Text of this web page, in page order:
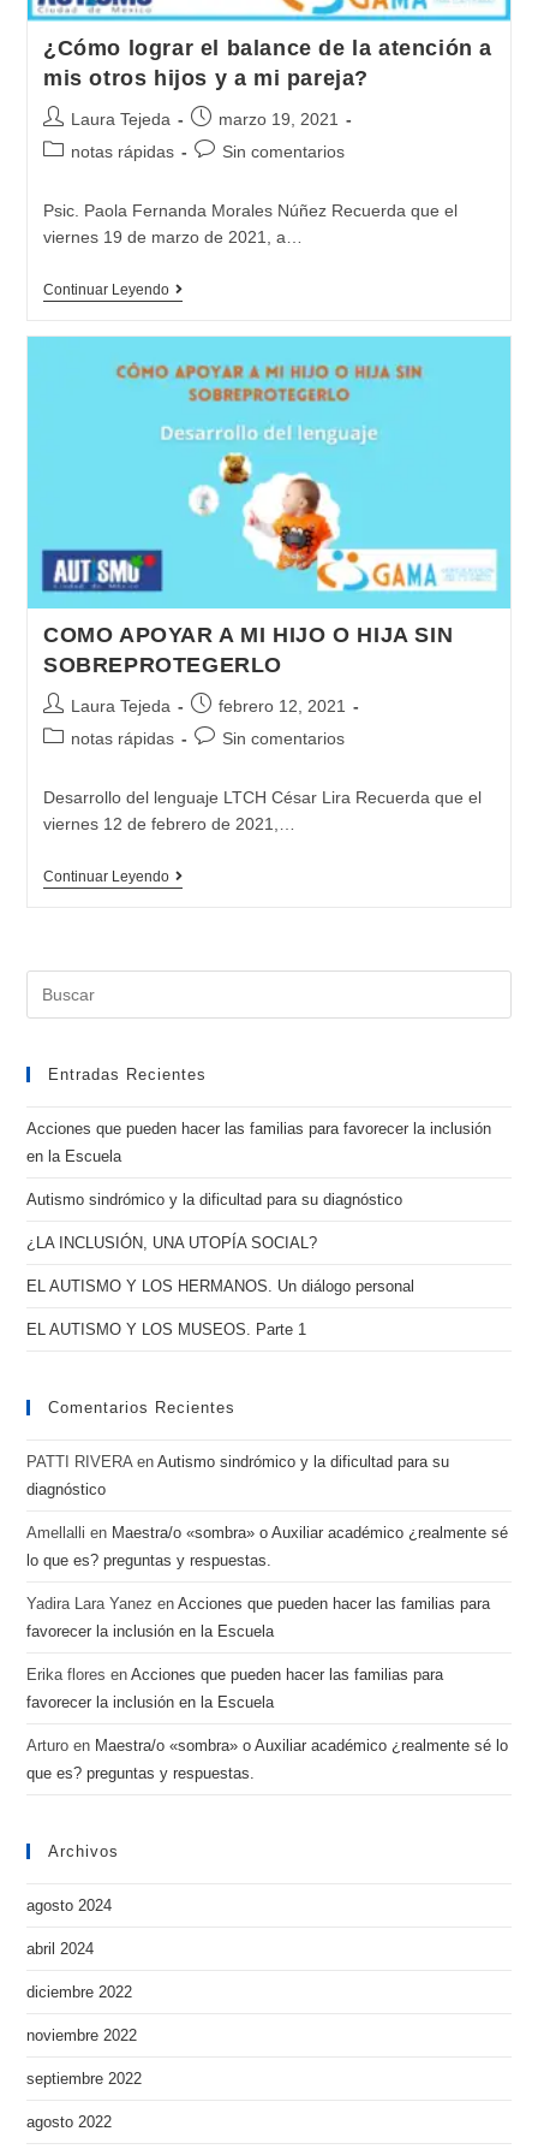
¿Cómo lograr el balance de la atención a
mis otros hijos y a mi pareja?
Autor
de
Laura Tejeda
Publicación
de
marzo 19, 2021
Categoría
notas rápidas
Comentarios
Sin comentarios
Psic. Paola Fernanda Morales Núñez Recuerda que el
viernes 19 de marzo de 2021, a…
Continuar Leyendo
¿Cómo
balance
de
la
atención
a
a
mi
pareja?
COMO APOYAR A MI HIJO O HIJA SIN
SOBREPROTEGERLO
Autor
de
Laura Tejeda
Publicación
de
febrero 12, 2021
Categoría
notas rápidas
Comentarios
entrada:
Sin comentarios
Desarrollo del lenguaje LTCH César Lira Recuerda que el
viernes 12 de febrero de 2021,…
Continuar Leyendo
COMO
O
SIN
Entradas Recientes
Acciones que pueden hacer las familias para favorecer la inclusión
en la Escuela
Autismo sindrómico y la dificultad para su diagnóstico
¿LA INCLUSIÓN, UNA UTOPÍA SOCIAL?
EL AUTISMO Y LOS HERMANOS. Un diálogo personal
EL AUTISMO Y LOS MUSEOS. Parte 1
Comentarios Recientes
PATTI RIVERAenAutismo sindrómico y la dificultad para su
diagnóstico
Amellalli en Maestra/o «sombra» o Auxiliar académico ¿realmente sé
lo que es? preguntas y respuestas.
Yadira Lara Yanez enAcciones que pueden hacer las familias para
favorecer la inclusión en la Escuela
Erika flores enAcciones que pueden hacer las familias para
favorecer la inclusión en la Escuela
Arturo en Maestra/o «sombra» o Auxiliar académico ¿realmente sé lo
que es? preguntas y respuestas.
Archivos
agosto 2024
abril 2024
diciembre 2022
noviembre 2022
septiembre 2022
agosto 2022